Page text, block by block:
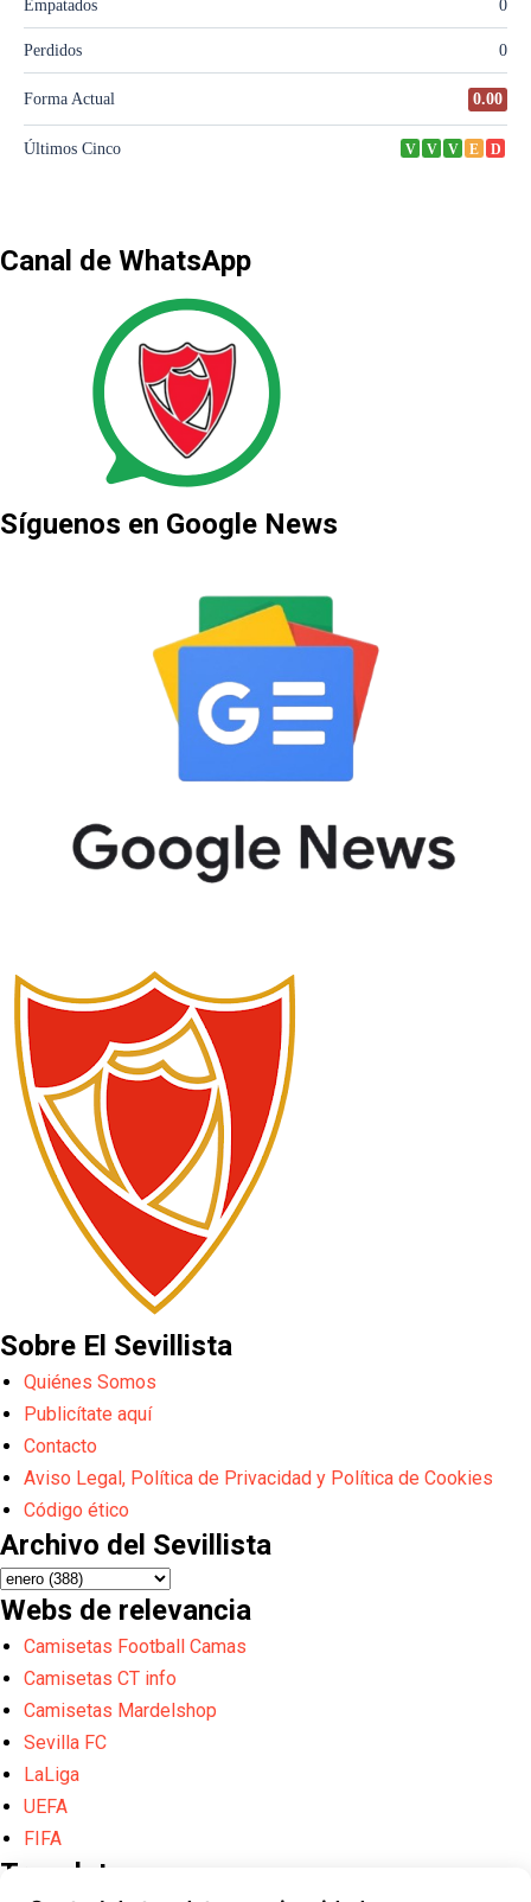
Canal de WhatsApp
Síguenos en Google News
Sobre El Sevillista
Quiénes Somos
Publicítate aquí
Contacto
Aviso Legal, Política de Privacidad y Política de Cookies
Código ético
Archivo del Sevillista
Webs de relevancia
Camisetas Football Camas
Camisetas CT info
Camisetas Mardelshop
Sevilla FC
LaLiga
UEFA
FIFA
Translate